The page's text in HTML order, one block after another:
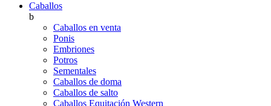
Caballos
b
Caballos en venta
Ponis
Embriones
Potros
Sementales
Caballos de doma
Caballos de salto
Caballos Equitación Western